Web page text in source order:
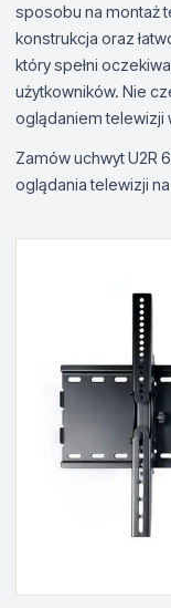
sposobu na montaż
konstrukcja oraz
który spełni
użytkowników. Nie
oglądaniem telewizji
Zamów uchwyt U2R
oglądania telewizji